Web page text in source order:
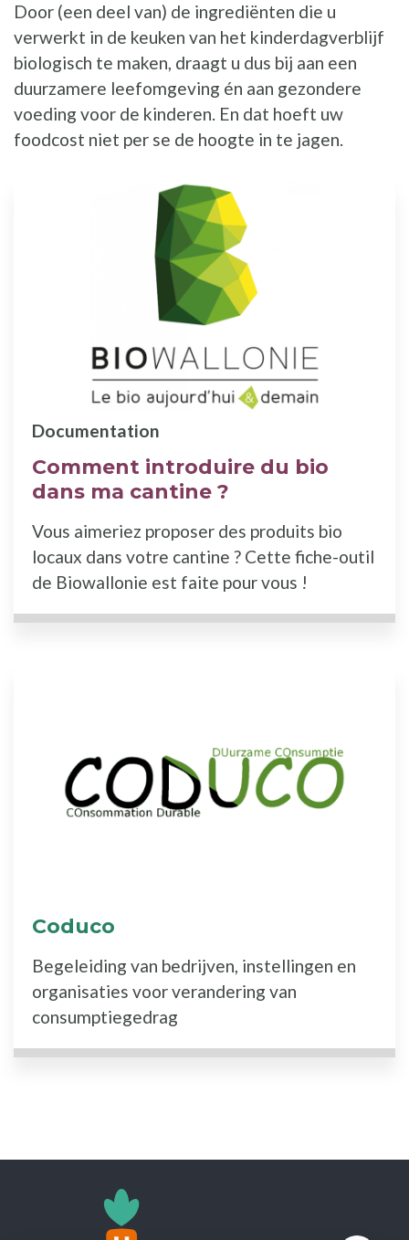
Door (een deel van) de ingrediënten die u
verwerkt in de keuken van het kinderdagverblijf
biologisch te maken, draagt u dus bij aan een
duurzamere leefomgeving én aan gezondere
voeding voor de kinderen. En dat hoeft uw
foodcost niet per se de hoogte in te jagen.
Comment introduire du bio
dans ma cantine ?
Documentation
Vous aimeriez proposer des produits bio
locaux dans votre cantine ? Cette fiche-outil
de Biowallonie est faite pour vous !
Coduco
Begeleiding van bedrijven, instellingen en
organisaties voor verandering van
consumptiegedrag